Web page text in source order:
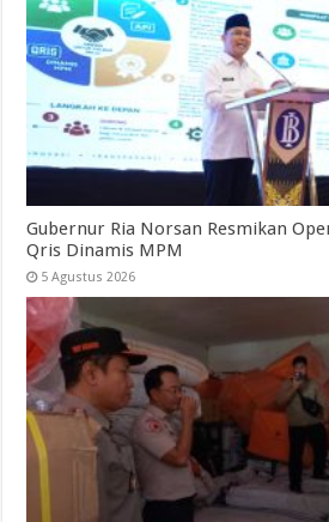
Gubernur Ria Norsan Resmikan
Qris Dinamis MPM
5 Agustus 2026